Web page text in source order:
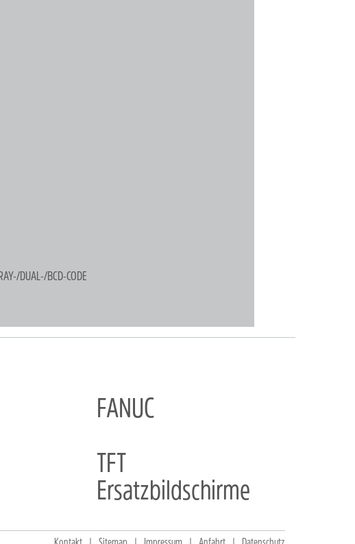
DUAL-/BCD-CODE
FANUC
TFT
Ersatzbildschirme